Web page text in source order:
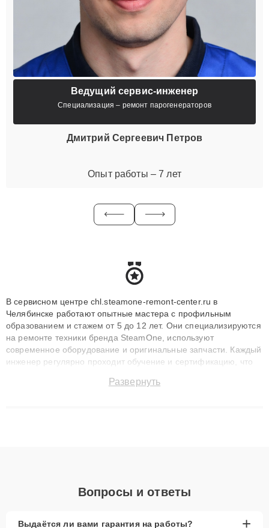
Ведущий сервис-инженер
Специализация – ремонт парогенераторов
Дмитрий Сергеевич Петров
Опыт работы – 7 лет
В сервисном центре chl.steamone-remont-center.ru в
Челябинске работают опытные мастера с профильным
образованием и стажем от 5 до 12 лет. Они специализируются
на ремонте техники бренда SteamOne, используют
современное оборудование и оригинальные запчасти. Каждый
инженер регулярно проходит обучение и сертификацию, что
восстанавливать технику с сохранением гарантии до 3 лет.
Развернуть
Вопросы и ответы
Выдаётся ли вами гарантия на работы? +